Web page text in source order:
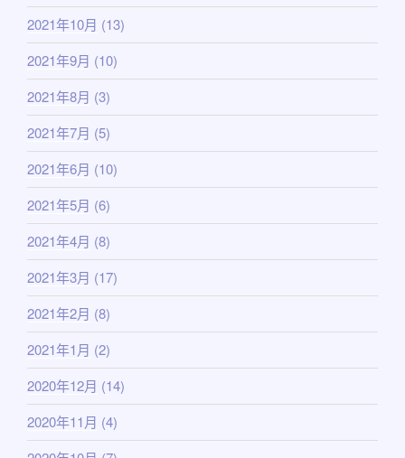
2021年10月 (13)
2021年9月 (10)
2021年8月 (3)
2021年7月 (5)
2021年6月 (10)
2021年5月 (6)
2021年4月 (8)
2021年3月 (17)
2021年2月 (8)
2021年1月 (2)
2020年12月 (14)
2020年11月 (4)